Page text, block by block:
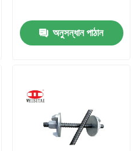
অনুসন্ধান পাঠান